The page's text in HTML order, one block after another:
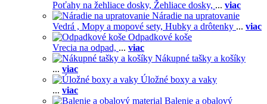
Poťahy na žehliace dosky, Žehliace dosky, ... viac
Náradie na upratovanie
Vedrá , Mopy a mopové sety, Hubky a drôtenky ... viac
Odpadkové koše
Vrecia na odpad, ... viac
Nákupné tašky a košíky
... viac
Úložné boxy a vaky
... viac
Balenie a obalový